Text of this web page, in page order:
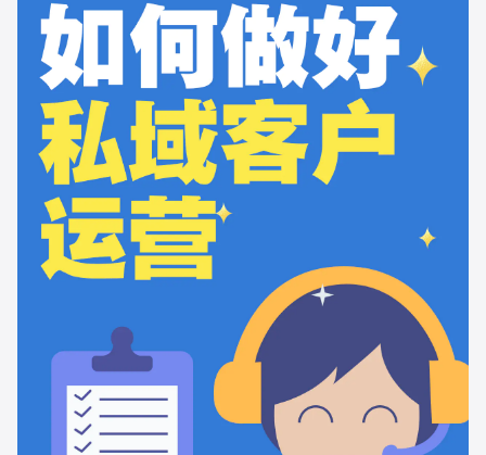
新零售资讯
培训课程
私域课程 新零售内参
增长俱乐部
增长俱乐部
社群交流
合作共进
入驻有赞 认证代理商
认证服务商 设计服务商